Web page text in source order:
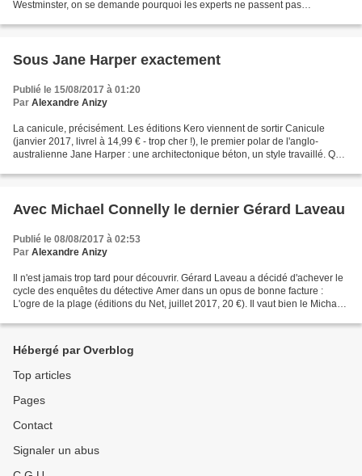
Westminster, on se demande pourquoi les experts ne passent pas
Sous Jane Harper exactement
Publié le 15/08/2017 à 01:20
Par Alexandre Anizy
La canicule, précisément. Les éditions Kero viennent de sortir Canicule
(janvier 2017, livrel à 14,99 € - trop cher !), le premier polar de l'anglo-
australienne Jane Harper : une architectonique béton, un style travaillé. Que
Avec Michael Connelly le dernier Gérard Laveau
Publié le 08/08/2017 à 02:53
Par Alexandre Anizy
Il n'est jamais trop tard pour découvrir. Gérard Laveau a décidé d'achever le
cycle des enquêtes du détective Amer dans un opus de bonne facture :
L'ogre de la plage (éditions du Net, juillet 2017, 20 €). Il vaut bien le Michael
Hébergé par Overblog
Top articles
Pages
Contact
Signaler un abus